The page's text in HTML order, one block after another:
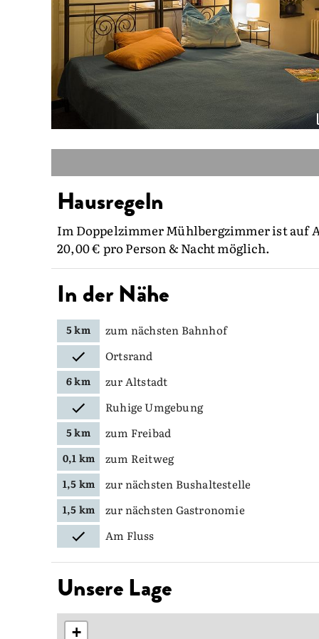
Hausregeln
Im Doppelzimmer Mühlbergzimmer ist auf
20,00 € pro Person & Nacht möglich.
In der Nähe
5 km
zum nächsten Bahnhof
Ortsrand
6 km
zur Altstadt
Ruhige Umgebung
5 km zum Freibad
0,1 km zum Reitweg
1,5 km zur nächsten Bushaltestelle
1,5 km
zur nächsten Gastronomie
Am Fluss
Unsere Lage
+